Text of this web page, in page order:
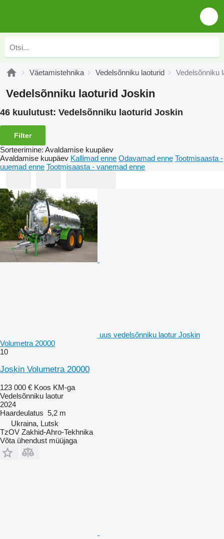
Väetamistehnika Vedelsõnniku laoturid Vedelsõnniku
Vedelsõnniku laoturid Joskin
46 kuulutust: Vedelsõnniku laoturid Joskin
Filter
Sorteerimine: Avaldamise kuupäev
Avaldamise kuupäev Kallimad enne Odavamad enne Tootmisaasta -
uuemad enne Tootmisaasta - vanemad enne
uus vedelsõnniku laotur Joskin
Volumetra 20000
10
Joskin Volumetra 20000
123 000 € Koos KM-ga
Vedelsõnniku laotur
2024
Haardeulatus 5,2 m
Ukraina, Lutsk
TzOV Zakhid-Ahro-Tekhnika
Võta ühendust müüjaga